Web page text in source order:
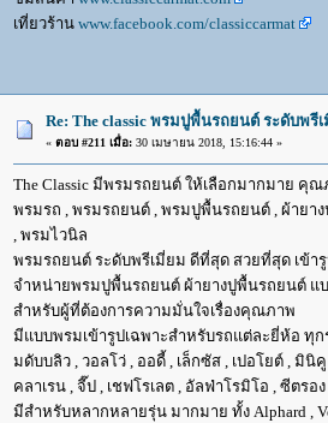
เที่ยวร้าน www.facebook.com/classiccarmat
Re: The classic พรมปูพื้นรถยนต์ ระดับพรี
« ตอบ #211 เมื่อ:30 เมษายน 2018, 15:16:44 »
The Classic มีพรมรถยนต์ ให้เลือกมากมาย คุ
พรมรถ , พรมรถยนต์ , พรมปูพื้นรถยนต์ , ผ้ายา
, พรมไวนิล
พรมรถยนต์ ระดับพรีเมี่ยม ดีที่สุด สวยที่สุด เข้ารู
จำหน่ายพรมปูพื้นรถยนต์ ผ้ายางปูพื้นรถยนต์ แบบ
สำหรับผู้ที่ต้องการความมั่นใจเรื่องคุณภาพ
มีแบบพรมเข้ารูปเฉพาะสำหรับรถแต่ละยี่ห้อ ทุก
มดับบลิว , วอลโว่ , ออดี้ , เล็กซัส , เปอโยต์ , มินิ
คลาเรน , จี๊ป , เชฟโรเลต , อัลฟ่าโรมิโอ , ซีตร
มีสำหรับหลากหลายรุ่น มากมาย ทั้ง Alphard ,